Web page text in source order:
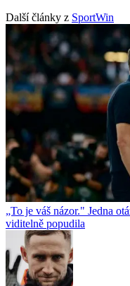
Další články z SportWin
„To je váš názor." Jedna
viditelně popudila